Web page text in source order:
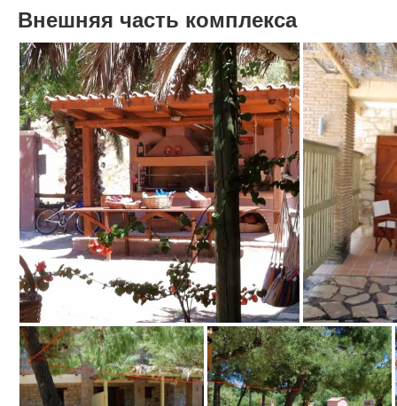
Внешняя часть комплекса